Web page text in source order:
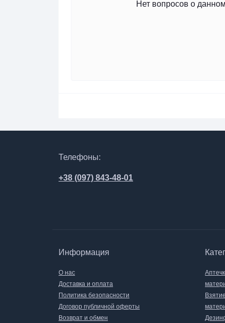
Нет вопросов о
Телефоны:
+38 (097) 843-48-01
Информация
О нас
Доставка и оплата
Политика безопасности
Договор публичной оферты
Возврат и обмен